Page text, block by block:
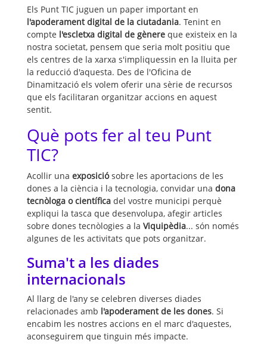
Els Punt TIC juguen un paper important en
l'apoderament digital de la ciutadania. Tenint en
compte l'escletxa digital de gènere que existeix en la
nostra societat, pensem que seria molt positiu que
els centres de la xarxa s'impliquessin en la lluita per
la reducció d'aquesta. Des de l'Oficina de
Dinamització els volem oferir una sèrie de recursos
que els facilitaran organitzar accions en aquest
sentit.
Què pots fer al teu Punt
TIC?
Acollir una exposiciósobre les aportacions de les
dones a la ciència i la tecnologia, convidar una dona
tecnòloga o científica del vostre municipi perquè
expliqui la tasca que desenvolupa, afegir articles
sobre dones tecnòlogies a la Viquipèdia... són només
algunes de les activitats que pots organitzar.
Suma't a les diades
internacionals
Al llarg de l'any se celebren diverses diades
relacionades amb l'apoderament de les dones. Si
encabim les nostres accions en el marc d'aquestes,
aconseguirem que tinguin més impacte.